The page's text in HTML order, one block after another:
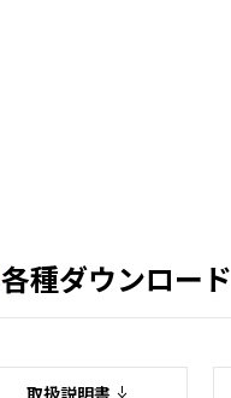
各種ダウンロード
取扱説明書